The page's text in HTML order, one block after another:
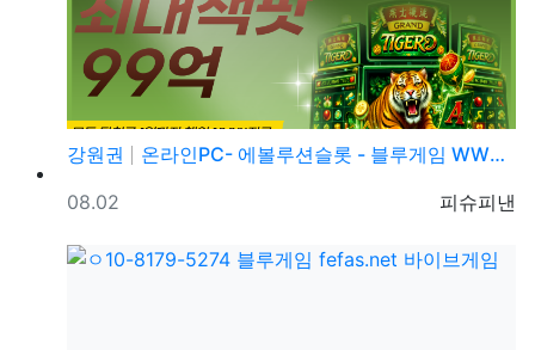
강원권
온라인PC- 에볼루션슬롯 - 블루게임 WWW.fefas…
등록자
피슈피낸
등록일
08.02